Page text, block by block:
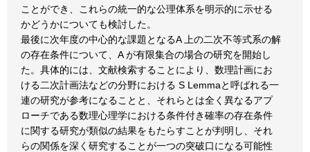
ことができ、これらの統一的な公理体系を明示的に示せる
かどうかについても検討した。
最後に次年度の中心的な課題となるA 上の二次不等式系の解
の存在条件について、A が有限集合の場合の研究を開始し
た。具体的には、文献検索することにより、数理計画にお
ける二次計画法などの分野における S Lemmaと呼ばれる一
連の研究が参考になることと、それらとは全く異なるアプ
ローチである数理心理学における条件付き確率の存在条件
に関する研究が類似の結果をもたらすことが判明し、それ
らの関係を深く研究することが一つの突破口になる可能性